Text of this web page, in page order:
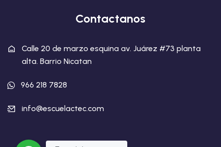
Contactanos
Calle 20 de marzo esquina av. Juárez #73 planta
alta. Barrio Nicatan
966 218 7828
info@escuelactec.com